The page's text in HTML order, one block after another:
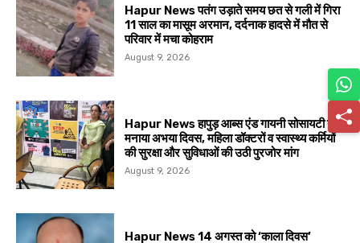
Hapur News पतंग उड़ाते समय छत से गली में गिरा
11 साल का मासूम अरमान, दर्दनाक हादसे में मौत से
परिवार में मचा कोहराम
August 9, 2026
Hapur News हापुड़ आब्स एंड गायनी सोसायटी ने
मनाया अभया दिवस, महिला डॉक्टरों व स्वास्थ्य कर्मियों
की सुरक्षा और सुविधाओं की उठी पुरजोर मांग
August 9, 2026
Hapur News 14 अगस्त को ‘काला दिवस’